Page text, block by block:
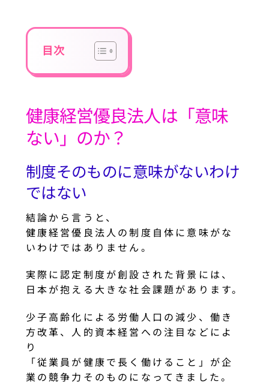
目次
健康経営優良法人は「意味
ない」のか？
制度そのものに意味がないわけ
ではない
結論から言うと、
健康経営優良法人の制度自体に意味がな
いわけではありません。
実際に認定制度が創設された背景には、
日本が抱える大きな社会課題があります。
少子高齢化による労働人口の減少、働き
方改革、人的資本経営への注目などによ
り
「従業員が健康で長く働けること」が企
業の競争力そのものになってきました。